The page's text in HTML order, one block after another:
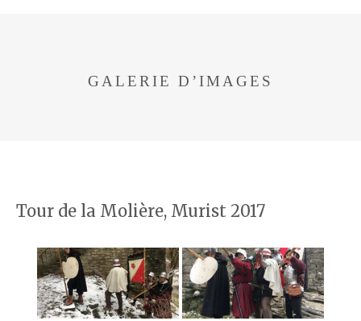
GALERIE D’IMAGES
Tour de la Molière, Murist 2017